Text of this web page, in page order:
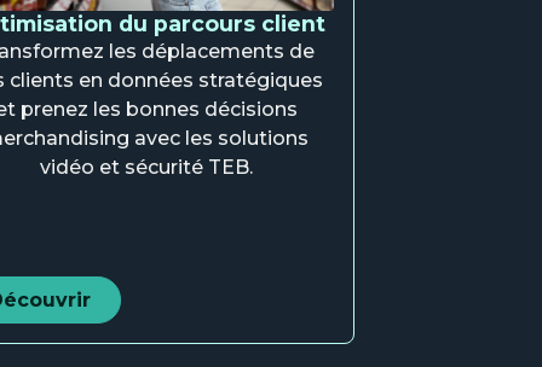
du parcours client
les déplacements de
clients en données stratégiques
prenez les bonnes décisions
avec les solutions
vidéo et sécurité TEB.